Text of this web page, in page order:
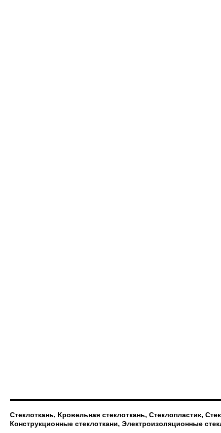
Стеклоткань, Кровельная стеклоткань, Стеклопластик,
Конструкционные стеклоткани, Электроизоляционные